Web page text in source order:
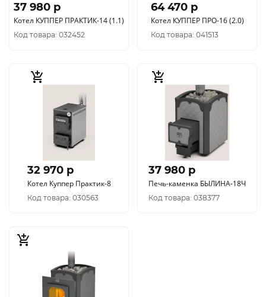
37 980 p
Котел КУППЕР ПРАКТИК-14 (1.1)
Код товара: 032452
64 470 p
Котел КУППЕР ПРО-16 (2.0)
Код товара: 041513
32 970 p
Котел Куппер Практик-8
Код товара: 030563
37 980 p
Печь-каменка БЫЛИНА-18Ч
Код товара: 038377